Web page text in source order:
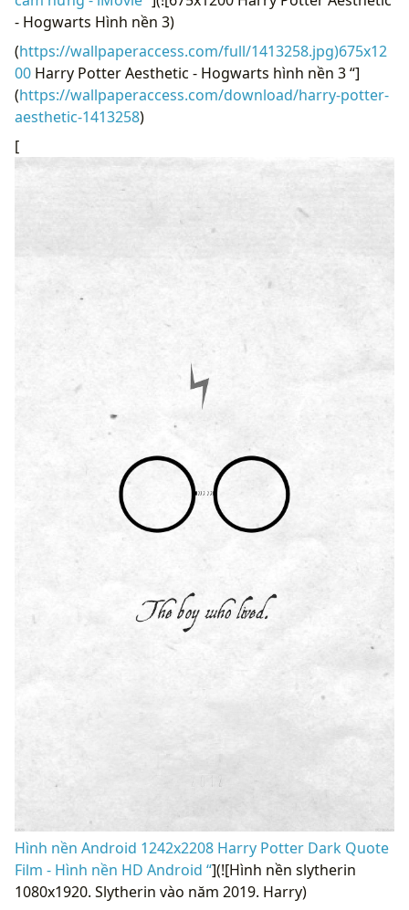
- Hogwarts Hình nền 3)
(https://wallpaperaccess.com/full/1413258.jpg)675x12
00 Harry Potter Aesthetic - Hogwarts hình nền 3 “]
(https://wallpaperaccess.com/download/harry-potter-
aesthetic-1413258)
[
Hình nền Android 1242x2208 Harry Potter Dark Quote
Film - Hình nền HD Android “](![Hình nền slytherin
1080x1920. Slytherin vào năm 2019. Harry)